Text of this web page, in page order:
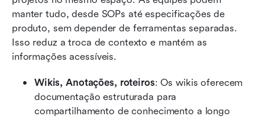
manter tudo, desde SOPs até especificações de
produto, sem depender de ferramentas separadas.
Isso reduz a troca de contexto e mantém as
informações acessíveis.
Wikis, Anotações, roteiros: Os wikis oferecem
documentação estruturada para
compartilhamento de conhecimento a longo